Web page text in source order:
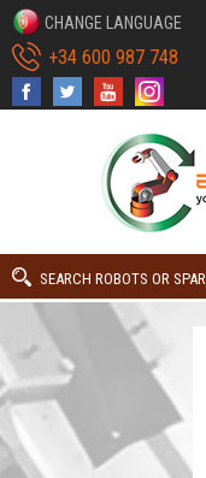
CHANGE LANGUAGE
+34 600 987 748
SEARCH ROBOTS OR